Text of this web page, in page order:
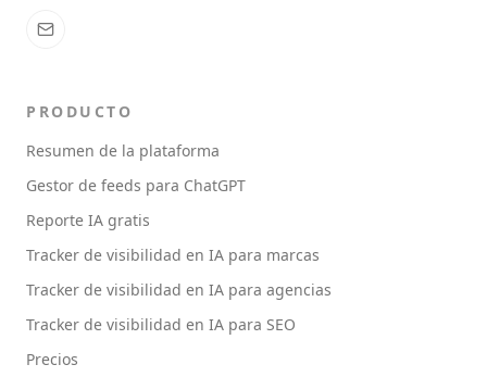
PRODUCTO
Resumen de la plataforma
Gestor de feeds para ChatGPT
Reporte IA gratis
Tracker de visibilidad en IA para marcas
Tracker de visibilidad en IA para agencias
Tracker de visibilidad en IA para SEO
Precios